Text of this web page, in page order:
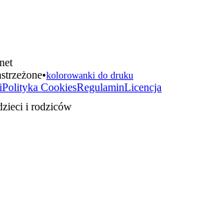
•kolorowanki do druku
Polityka CookiesRegulaminLicencja
i rodziców